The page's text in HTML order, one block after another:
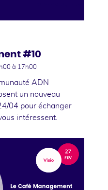
#10
à 17h00
ADN
un nouveau
04 pour échanger
intéressent.